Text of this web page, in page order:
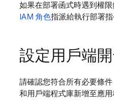
如果在部署函式時遇到權
IAM 角色指派給執行部署指
設定用戶端
請確認您符合所有必要條
和用戶端程式庫新增至應用